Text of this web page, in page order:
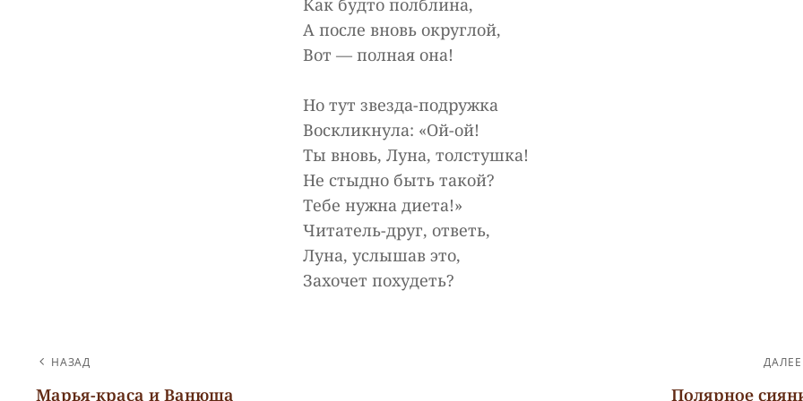
Как будто полблина,
А после вновь округлой,
Вот — полная она!
Но тут звезда-подружка
Воскликнула: «Ой-ой!
Ты вновь, Луна, толстушка!
Не стыдно быть такой?
Тебе нужна диета!»
Читатель-друг, ответь,
Луна, услышав это,
Захочет похудеть?
НАВИГАЦИЯ
НАЗАД
Марья-краса и Ванюша
ДАЛЕЕ
Полярное